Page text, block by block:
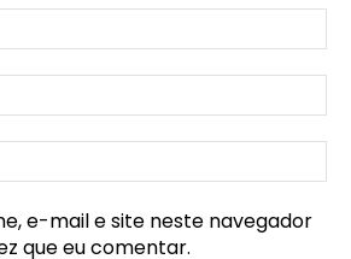
e-mail e site neste navegador
que eu comentar.